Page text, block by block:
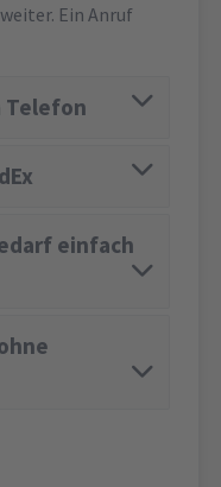
Ein Anruf
Telefon
einfach